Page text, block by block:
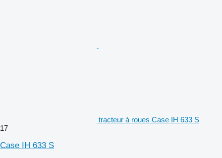
tracteur à roues Case IH 633 S
17
Case IH 633 S